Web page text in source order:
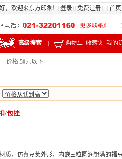
，欢迎来东方印象！[登录] [免费注册] . [首页
高级搜索 购物车 收藏夹 我的
价格:50元以下
/包挂
质，仿真豆荚外形，内嵌三粒圆润饱满的福